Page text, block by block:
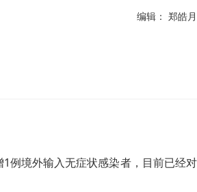
编辑： 郑皓月
例境外输入无症状感染者，目前已经对